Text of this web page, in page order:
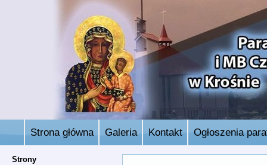
Strona główna Galeria Kontakt Ogłoszenia
Strony